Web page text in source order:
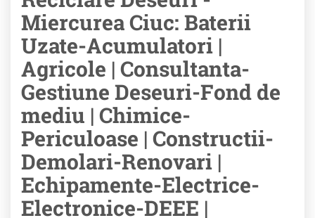
Miercurea Ciuc: Baterii
Uzate-Acumulatori |
Agricole | Consultanta-
Gestiune Deseuri-Fond de
mediu | Chimice-
Periculoase | Constructii-
Demolari-Renovari |
Echipamente-Electrice-
Electronice-DEEE |